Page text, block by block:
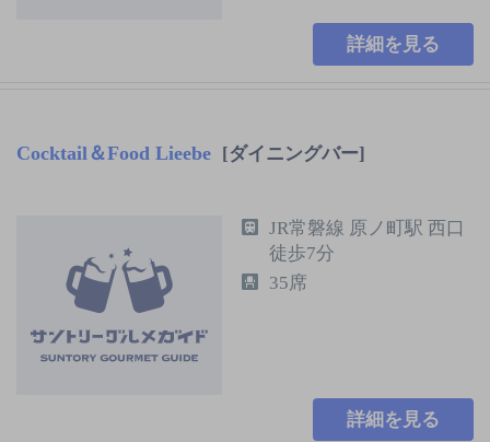
詳細を見る
Cocktail＆Food Lieebe [ダイニングバー]
JR常磐線 原ノ町駅 西口
徒歩7分
35席
詳細を見る